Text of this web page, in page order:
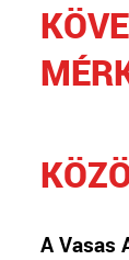
A Vasas